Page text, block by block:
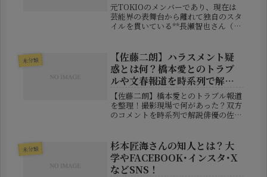
元TOKIOのメンバーであり、現在は
芸能界の表舞台から離れて独自のスタ
イルを貫いている**長瀬智也さん（47
とも取れる投稿を行い、大きな話題と
なりました。なかでも注...
未分類
【佐藤二朗】ハラスメント疑
惑とは何？橋本愛とのトラブ
ルや文春報道を時系列で解
説！
【佐藤二朗】橋本愛とのトラブル報道
を整理！撮影現場で何があった？双方
のコメントを時系列で解説俳優の佐藤
場での出来事に関する報道が注目を集
めています。週刊誌の報道では、撮影
中...
未分類
杉本匠海さんの知人とは？大
学やFACEBOOK･インスタ･X
などSNS！